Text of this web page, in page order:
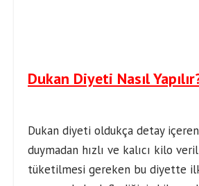
Dukan Diyeti Nasıl
Dukan diyeti oldukça detay içeren
duymadan hızlı ve kalıcı kilo
tüketilmesi gereken bu diyette ilk